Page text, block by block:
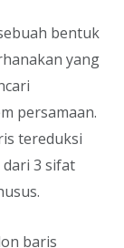
bentuk
yang
persamaan.
tereduksi
3 sifat
baris